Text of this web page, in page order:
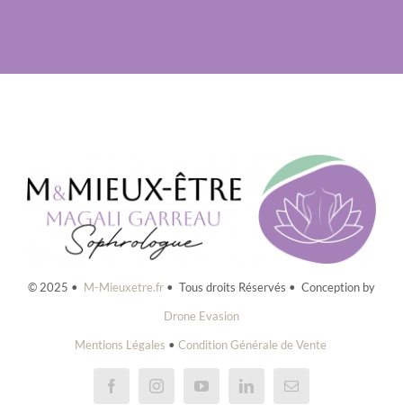
© 2025 • M-Mieuxetre.fr • Tous droits Réservés • Conception by
Drone Evasion
Mentions Légales • Condition Générale de Vente